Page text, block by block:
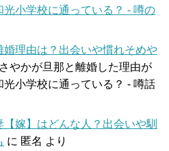
小学校に通っている？ - 噂の
理由は？出会いや慣れそめや
やかが旦那と離婚した理由が
小学校に通っている？ - 噂話
嫁】はどんな人？出会いや馴
に 匿名 より